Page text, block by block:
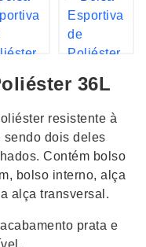
36L
resistente à
sendo dois deles
Contém bolso
bolso interno, alça
alça transversal.
prata e